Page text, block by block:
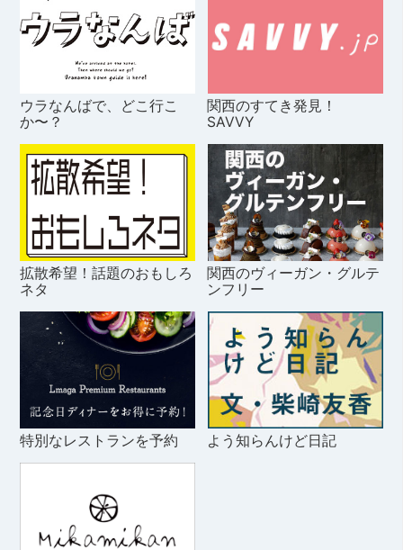
ウラなんばで、どこ行こ
か〜？
関西のすてき発見！
SAVVY
拡散希望！話題のおもしろ
ネタ
関西のヴィーガン・グルテ
ンフリー
特別なレストランを予約 よう知らんけど日記